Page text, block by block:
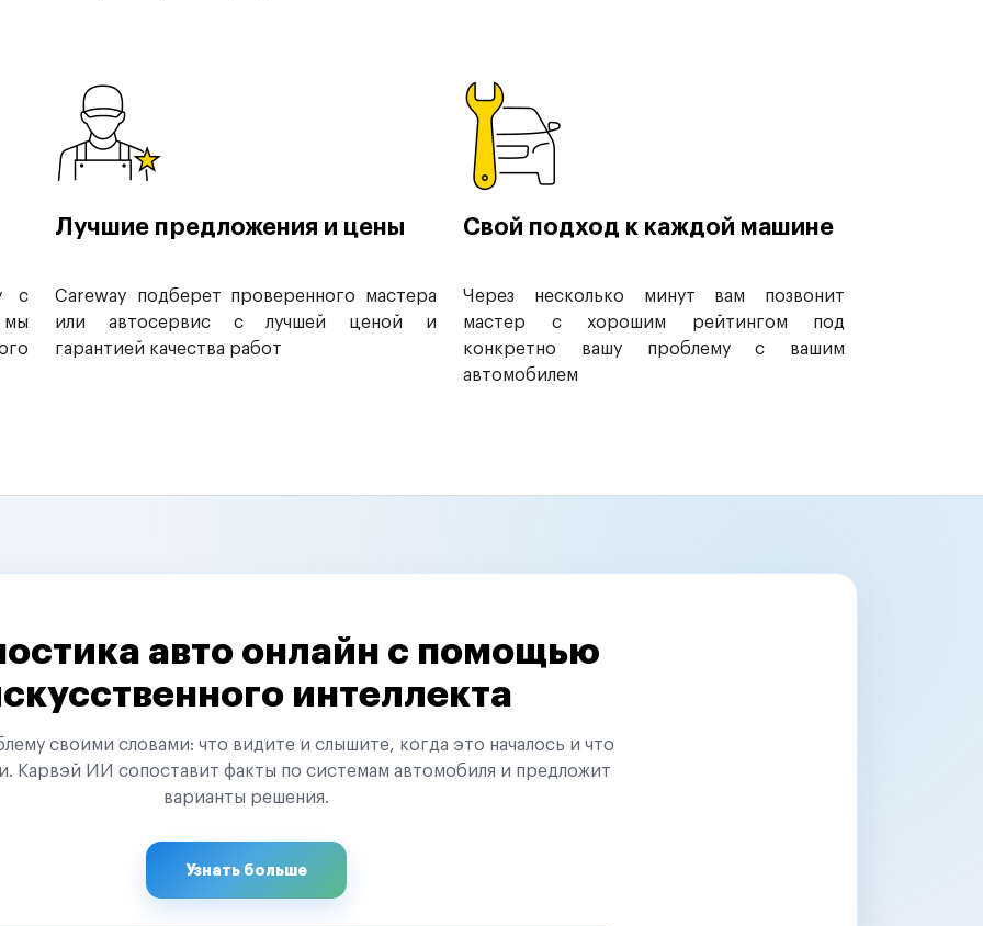
с
мы
Лучшие предложения и цены
Careway подберет проверенного мастера
или автосервис с лучшей ценой и
гарантией качества работ
Свой подход к каждой машине
Через несколько минут вам позвонит
мастер с хорошим рейтингом под
конкретно вашу проблему с вашим
автомобилем
авто онлайн с помощью
интеллекта
своими словами: что видите и слышите, когда это началось и что
Карвэй ИИ сопоставит факты по системам автомобиля и предложит
варианты решения.
Узнать больше